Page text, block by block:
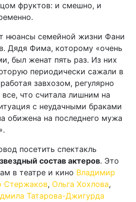
фруктов: и смешно, и
нюансы семейной жизни Фани
Дядя Фима, которому «очень
был женат пять раз. Из них
периодически сажали в
завхозом, регулярно
что считала лишним на
с неудачными браками
обижена на последнего мужа
посетить спектакль
звездный состав актеров. Это
в театре и кино Владимир
Стержаков, Ольга Хохлова,
Татарова-Джигурда